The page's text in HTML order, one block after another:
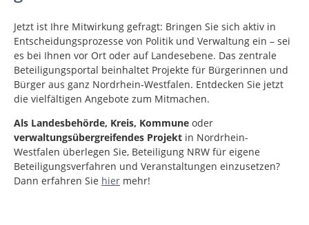
Jetzt ist Ihre Mitwirkung gefragt: Bringen Sie sich aktiv in
Entscheidungsprozesse von Politik und Verwaltung ein – sei
es bei Ihnen vor Ort oder auf Landesebene. Das zentrale
Beteiligungsportal beinhaltet Projekte für Bürgerinnen und
Bürger aus ganz Nordrhein-Westfalen. Entdecken Sie jetzt
die vielfältigen Angebote zum Mitmachen.
Als Landesbehörde, Kreis, Kommune oder
verwaltungsübergreifendes Projekt in Nordrhein-
Westfalen überlegen Sie, Beteiligung NRW für eigene
Beteiligungsverfahren und Veranstaltungen einzusetzen?
Dann erfahren Sie hier mehr!